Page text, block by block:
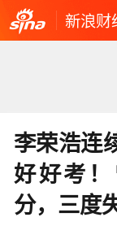
新浪财
李荣浩连
好好考
分，三度